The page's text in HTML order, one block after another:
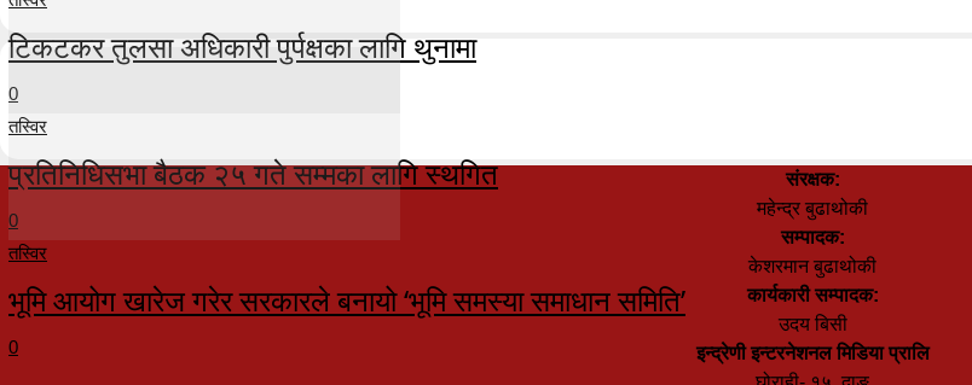
टिकटकर तुलसा अधिकारी पुर्पक्षका लागि थुनामा
0
तस्विर
प्रतिनिधिसभा बैठक २५ गते सम्मका लागि स्थगित
0
तस्विर
भूमि आयोग खारेज गरेर सरकारले बनायो ‘भूमि समस्या समाधान समिति’
0
संरक्षक:
महेन्द्र बुढाथोकी
सम्पादक:
केशरमान बुढाथोकी
कार्यकारी सम्पादक:
उदय बिसी
इन्द्रेणी इन्टरनेशनल मिडिया प्रालि